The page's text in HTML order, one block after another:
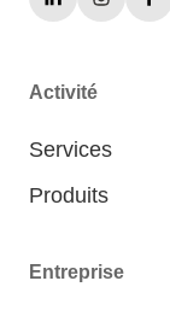
Activité
Services
Produits
Entreprise